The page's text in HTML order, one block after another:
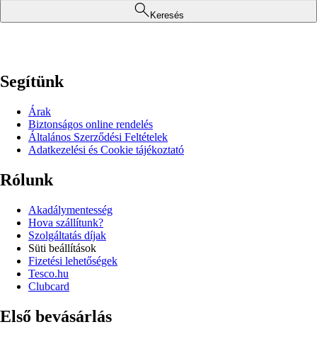
Keresés
Segítünk
Árak
Biztonságos online rendelés
Általános Szerződési Feltételek
Adatkezelési és Cookie tájékoztató
Rólunk
Akadálymentesség
Hova szállítunk?
Szolgáltatás díjak
Süti beállítások
Fizetési lehetőségek
Tesco.hu
Clubcard
Első bevásárlás